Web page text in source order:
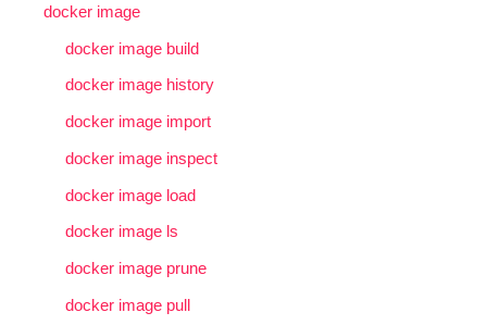
docker image
docker image build
docker image history
docker image import
docker image inspect
docker image load
docker image ls
docker image prune
docker image pull